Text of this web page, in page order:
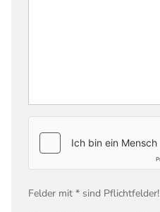
Felder mit * sind Pflichtfelder!